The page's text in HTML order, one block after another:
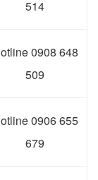
514
0908 648
509
0906 655
679